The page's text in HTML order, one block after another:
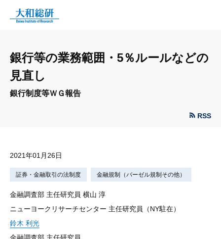
銀行等の業務範囲・5％ルールなどの
見直し
銀行制度等ＷＧ報告
RSS
2021年01月26日
証券・金融取引の法制度 金融規制（バーゼル規制その他）
金融調査部 主任研究員 横山 淳
ニューヨークリサーチセンター 主任研究員（NY駐在）
鈴木 利光